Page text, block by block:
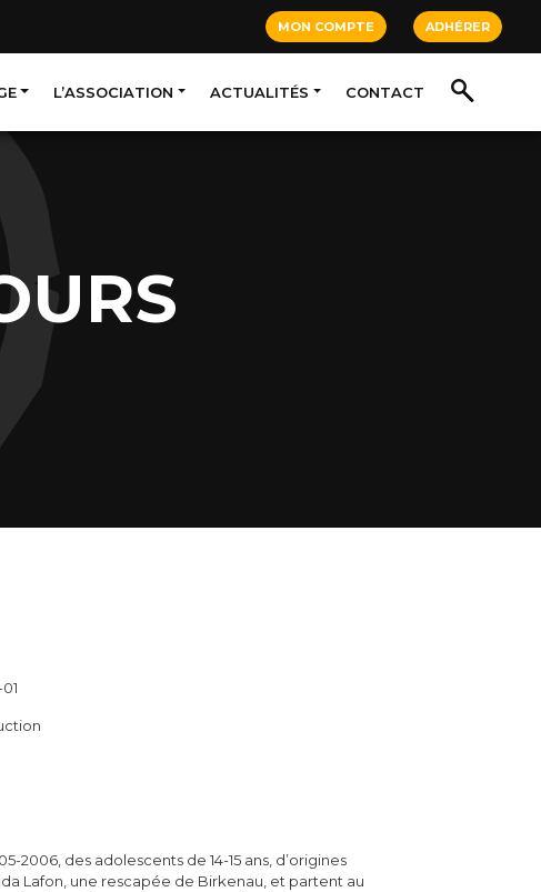
MON COMPTE ADHÉRER
L’ASSOCIATION ACTUALITÉS CONTACT
2006, des adolescents de 14-15 ans, d’origines
Lafon, une rescapée de Birkenau, et partent au